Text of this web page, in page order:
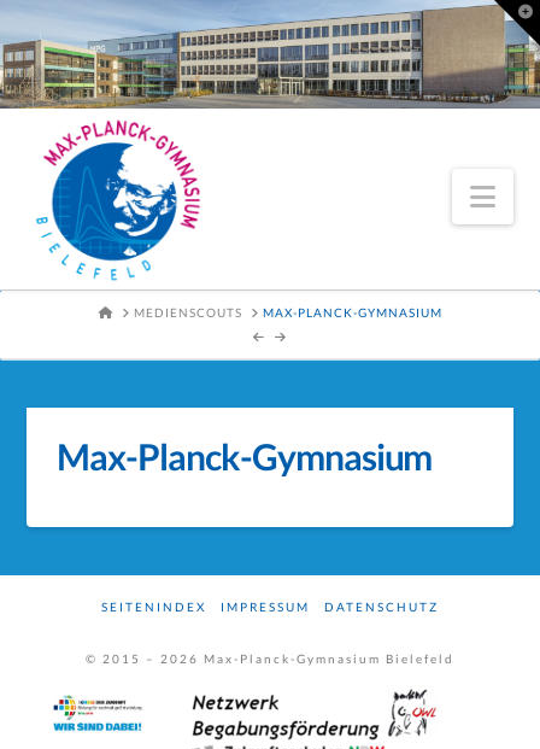
HOMEMEDIENSCOUTS MAX-PLANCK-GYMNASIUM
Max-Planck-Gymnasium
SEITENINDEX IMPRESSUM DATENSCHUTZ
© 2015 – 2026 Max-Planck-Gymnasium Bielefeld